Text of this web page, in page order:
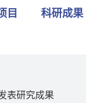
目 科研成果
表研究成果